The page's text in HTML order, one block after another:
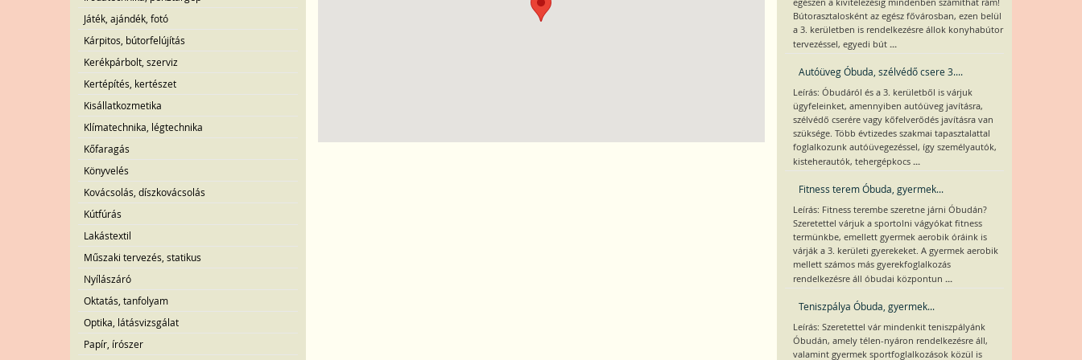
Játék, ajándék, fotó
Kárpitos, bútorfelújítás
Kerékpárbolt, szerviz
Kertépítés, kertészet
Kisállatkozmetika
Klímatechnika, légtechnika
Kőfaragás
Könyvelés
Kovácsolás, díszkovácsolás
Kútfúrás
Lakástextil
Műszaki tervezés, statikus
Nyílászáró
Oktatás, tanfolyam
Optika, látásvizsgálat
Papír, írószer
egészen a kivitelezésig mindenben számíthat rám!
Bútorasztalosként az egész fővárosban, ezen belül
a 3. kerületben is rendelkezésre állok konyhabútor
tervezéssel, egyedi bút ...
Autóüveg Óbuda, szélvédő csere 3....
Leírás: Óbudáról és a 3. kerületből is várjuk
ügyfeleinket, amennyiben autóüveg javításra,
szélvédő cserére vagy kőfelverődés javításra van
szüksége. Több évtizedes szakmai tapasztalattal
foglalkozunk autóüvegezéssel, így személyautók,
kisteherautók, tehergépkocs ...
Fitness terem Óbuda, gyermek...
Leírás: Fitness terembe szeretne járni Óbudán?
Szeretettel várjuk a sportolni vágyókat fitness
termünkbe, emellett gyermek aerobik óráink is
várják a 3. kerületi gyerekeket. A gyermek aerobik
mellett számos más gyerekfoglalkozás
rendelkezésre áll óbudai központun ...
Teniszpálya Óbuda, gyermek...
Leírás: Szeretettel vár mindenkit teniszpályánk
Óbudán, amely télen-nyáron rendelkezésre áll,
valamint gyermek sportfoglalkozások közül is